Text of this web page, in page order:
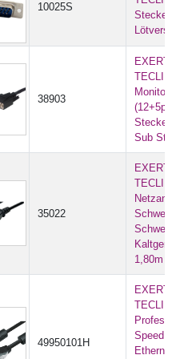
10025S
Stecker
38903
Stecker
Sub
35022
Schweiz
1,80m
49950101H
Speed